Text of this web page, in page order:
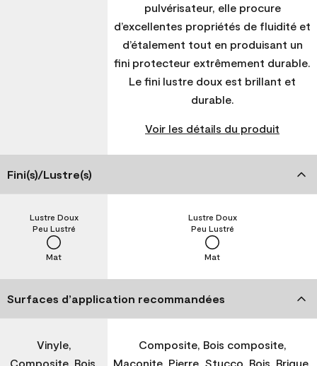
pulvérisateur, elle procure
d’excellentes propriétés de fluidité et
d’étalement tout en produisant un
fini protecteur extrêmement durable.
Le fini lustre doux est brillant et
durable.
Voir les détails du produit
Fini(s)/Lustre(s)
Mat
Peu Lustré
Lustre Doux
Mat
Peu Lustré
Lustre Doux
Surfaces d’application recommandées
Vinyle,
Composite, Bois,
Composite, Bois composite,
Maçonite, Pierre, Stucco, Bois, Brique,